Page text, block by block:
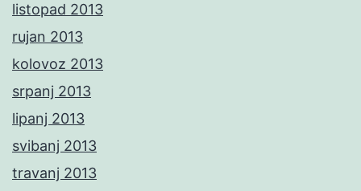
listopad 2013
rujan 2013
kolovoz 2013
srpanj 2013
lipanj 2013
svibanj 2013
travanj 2013